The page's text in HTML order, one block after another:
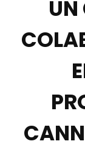
UN